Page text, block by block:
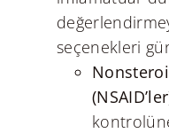
seçenekleri